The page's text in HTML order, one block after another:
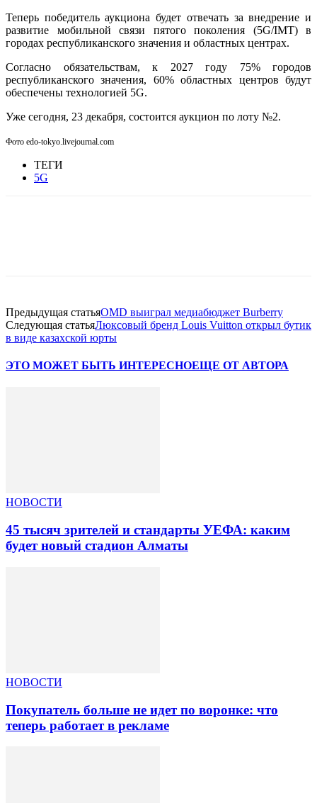
Теперь победитель аукциона будет отвечать за внедрение и
развитие мобильной связи пятого поколения (5G/IMT) в
городах республиканского значения и областных центрах.
Согласно обязательствам, к 2027 году 75% городов
республиканского значения, 60% областных центров будут
обеспечены технологией 5G.
Уже сегодня, 23 декабря, состоится аукцион по лоту №2.
Фото edo-tokyo.livejournal.com
ТЕГИ
5G
Предыдущая статьяOMD выиграл медиабюджет Burberry
Следующая статьяЛюксовый бренд Louis Vuitton открыл бутик
в виде казахской юрты
ЭТО МОЖЕТ БЫТЬ ИНТЕРЕСНОЕЩЕ ОТ АВТОРА
НОВОСТИ
45 тысяч зрителей и стандарты УЕФА: каким
будет новый стадион Алматы
НОВОСТИ
Покупатель больше не идет по воронке: что
теперь работает в рекламе